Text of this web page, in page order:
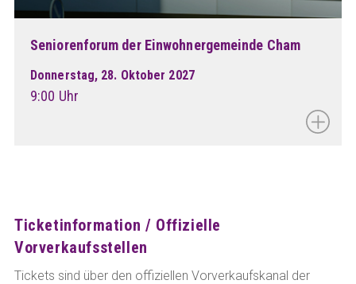
Seniorenforum der Einwohnergemeinde Cham
Donnerstag, 28. Oktober 2027
9:00 Uhr
Ticketinformation / Offizielle
Vorverkaufsstellen
Tickets sind über den offiziellen Vorverkaufskanal der